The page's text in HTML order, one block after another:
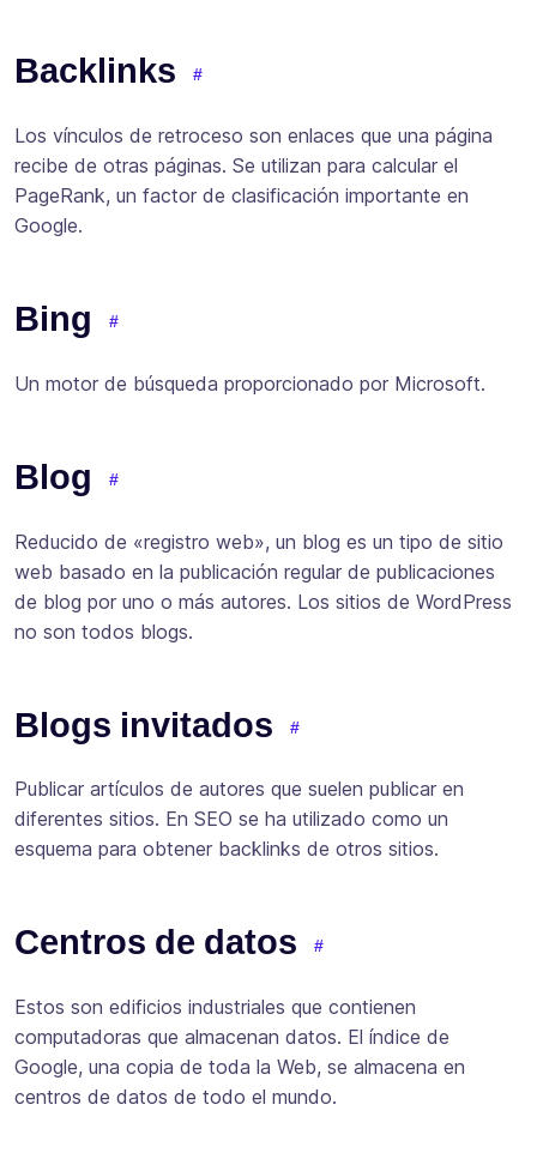
Backlinks
Los vínculos de retroceso son enlaces que una página
recibe de otras páginas. Se utilizan para calcular el
PageRank, un factor de clasificación importante en
Google.
Bing
Un motor de búsqueda proporcionado por Microsoft.
Blog
Reducido de «registro web», un blog es un tipo de sitio
web basado en la publicación regular de publicaciones
de blog por uno o más autores. Los sitios de WordPress
no son todos blogs.
Blogs invitados
Publicar artículos de autores que suelen publicar en
diferentes sitios. En SEO se ha utilizado como un
esquema para obtener backlinks de otros sitios.
Centros de datos
Estos son edificios industriales que contienen
computadoras que almacenan datos. El índice de
Google, una copia de toda la Web, se almacena en
centros de datos de todo el mundo.